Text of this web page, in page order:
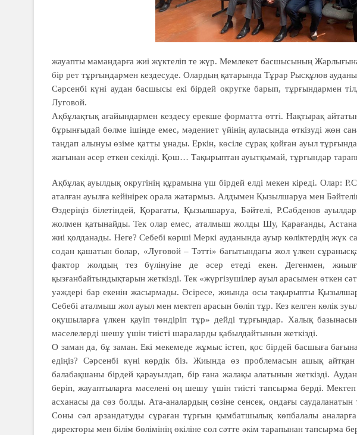
жауапты мамандарға жиі жүктеліп те жүр. Мемлекет басшысының Жарлығына
бір рет тұрғындармен кездесуде. Олардың қатарында Тұрар Рысқұлов
Сәрсенбі күні аудан басшысы екі бірдей округке барып, тұрғындармен
Луговой.
Ақбұлақтық ағайындармен кездесу ерекше форматта өтті. Нақтырақ
бұрынғыдай бөлме ішінде емес, мәдениет үйінің ауласында өткізуді жөн
таңдап алынуы өзіме қатты ұнады. Еркін, көсіле сұрақ қойған ауыл
жағынан әсер еткен секілді. Қош… Тақырыптан ауытқымай, тұрғындар
Ақбұлақ ауылдық округінің құрамына үш бірдей елді мекен кіреді. Олар:
аталған ауылға кейінірек орала жатармыз. Алдымен Қызылшаруа мен
Өздеріңіз білетіндей, Қорағаты, Қызылшаруа, Бәйтелі, Р.Сәбденов
жолмен қатынайды. Тек олар емес, аталмыш жолды Шу, Қарағанды, Астана
жиі қолданады. Неге? Себебі көрші Меркі ауданында ауыр көліктердің жүк
содан қашатын болар, «Луговой – Тәтті» бағытындағы жол үлкен
фактор жолдың тез бүлінуіне де әсер етеді екен. Дегенмен,
қызғанбайтындықтарын жеткізді. Тек «жүргізушілер ауыл арасымен өткен
уәждері бар екенін жасырмады. Әсіресе, жиында осы тақырыпты
Себебі аталмыш жол ауыл мен мектеп арасын бөліп тұр. Кез келген көлік
оқушыларға үлкен қауіп төндіріп тұр» дейді тұрғындар. Халық
мәселелерді шешу үшін тиісті шараларды қабылдайтынын жеткізді.
О заман да, бұ заман. Екі мекемеде жұмыс істеп, қос бірдей басшыға
едіңіз? Сәрсенбі күні көрдік біз. Жиында өз проблемасын ашық
балабақшаны бірдей қарауылдап, бір ғана жалақы алатынын жеткізді.
беріп, жауаптыларға мәселені оң шешу үшін тиісті тапсырма берді.
асханасы да сөз болды. Ата-аналардың сөзіне сенсек, ондағы саудаланатын
Соны сәл арзандатуды сұраған тұрғын қымбатшылық көпбалалы
директоры мен білім бөлімінің өкіліне сол сәтте әкім тарапынан тапсырма